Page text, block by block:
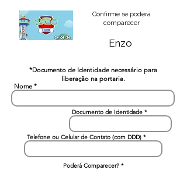
Confirme se poderá
comparecer
Enzo
*Documento de Identidade necessário para
liberação na portaria.
Nome
Documento de Identidade
Telefone ou Celular de Contato (com DDD)
Poderá Comparecer? *